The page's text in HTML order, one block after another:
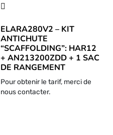
ELARA280V2 – KIT
ANTICHUTE
“SCAFFOLDING”: HAR12
+ AN213200ZDD + 1 SAC
DE RANGEMENT
Pour obtenir le tarif, merci de
nous contacter.